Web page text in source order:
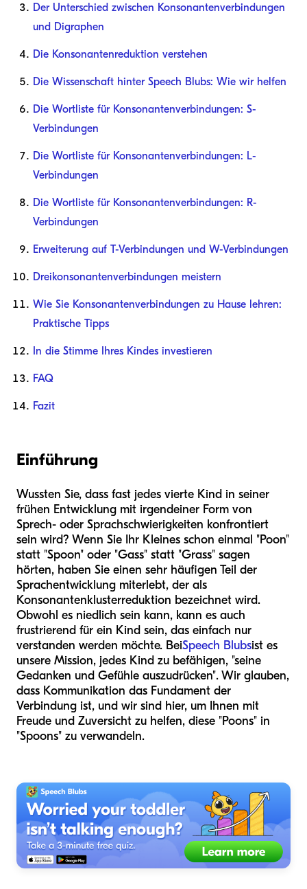
Der Unterschied zwischen Konsonantenverbindungen
und Digraphen
Die Konsonantenreduktion verstehen
Die Wissenschaft hinter Speech Blubs: Wie wir helfen
Die Wortliste für Konsonantenverbindungen: S-
Verbindungen
Die Wortliste für Konsonantenverbindungen: L-
Verbindungen
Die Wortliste für Konsonantenverbindungen: R-
Verbindungen
Erweiterung auf T-Verbindungen und W-Verbindungen
Dreikonsonantenverbindungen meistern
Wie Sie Konsonantenverbindungen zu Hause lehren:
Praktische Tipps
In die Stimme Ihres Kindes investieren
FAQ
Fazit
Einführung
Wussten Sie, dass fast jedes vierte Kind in seiner
frühen Entwicklung mit irgendeiner Form von
Sprech- oder Sprachschwierigkeiten konfrontiert
sein wird? Wenn Sie Ihr Kleines schon einmal "Poon"
statt "Spoon" oder "Gass" statt "Grass" sagen
hörten, haben Sie einen sehr häufigen Teil der
Sprachentwicklung miterlebt, der als
Konsonantenklusterreduktion bezeichnet wird.
Obwohl es niedlich sein kann, kann es auch
frustrierend für ein Kind sein, das einfach nur
verstanden werden möchte. BeiSpeech Blubsist es
unsere Mission, jedes Kind zu befähigen, "seine
Gedanken und Gefühle auszudrücken". Wir glauben,
dass Kommunikation das Fundament der
Verbindung ist, und wir sind hier, um Ihnen mit
Freude und Zuversicht zu helfen, diese "Poons" in
"Spoons" zu verwandeln.